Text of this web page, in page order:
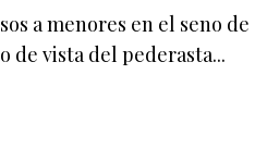
a menores en el seno de
de vista del pederasta...